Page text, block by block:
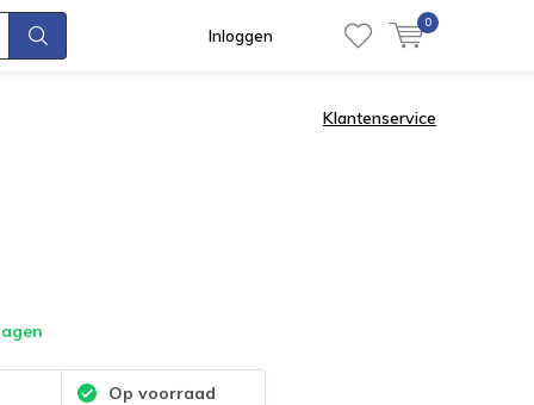
Inloggen
0
Klantenservice
Op voorraad